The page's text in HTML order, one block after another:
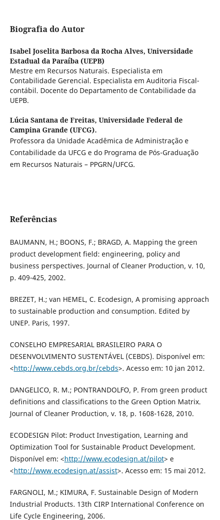
Biografia do Autor
Isabel Joselita Barbosa da Rocha Alves, Universidade
Estadual da Paraíba (UEPB)
Mestre em Recursos Naturais. Especialista em
Contabilidade Gerencial. Especialista em Auditoria Fiscal-
contábil. Docente do Departamento de Contabilidade da
UEPB.
Lúcia Santana de Freitas, Universidade Federal de
Campina Grande (UFCG).
Professora da Unidade Acadêmica de Administração e
Contabilidade da UFCG e do Programa de Pós-Graduação
em Recursos Naturais – PPGRN/UFCG.
Referências
BAUMANN, H.; BOONS, F.; BRAGD, A. Mapping the green
product development field: engineering, policy and
business perspectives. Journal of Cleaner Production, v. 10,
p. 409-425, 2002.
BREZET, H.; van HEMEL, C. Ecodesign, A promising approach
to sustainable production and consumption. Edited by
UNEP. Paris, 1997.
CONSELHO EMPRESARIAL BRASILEIRO PARA O
DESENVOLVIMENTO SUSTENTÁVEL (CEBDS). Disponível em:
<http://www.cebds.org.br/cebds>. Acesso em: 10 jan 2012.
DANGELICO, R. M.; PONTRANDOLFO, P. From green product
definitions and classifications to the Green Option Matrix.
Journal of Cleaner Production, v. 18, p. 1608-1628, 2010.
ECODESIGN Pilot: Product Investigation, Learning and
Optimization Tool for Sustainable Product Development.
Disponível em: <http://www.ecodesign.at/pilot> e
<http://www.ecodesign.at/assist>. Acesso em: 15 mai 2012.
FARGNOLI, M.; KIMURA, F. Sustainable Design of Modern
Industrial Products. 13th CIRP International Conference on
Life Cycle Engineering, 2006.